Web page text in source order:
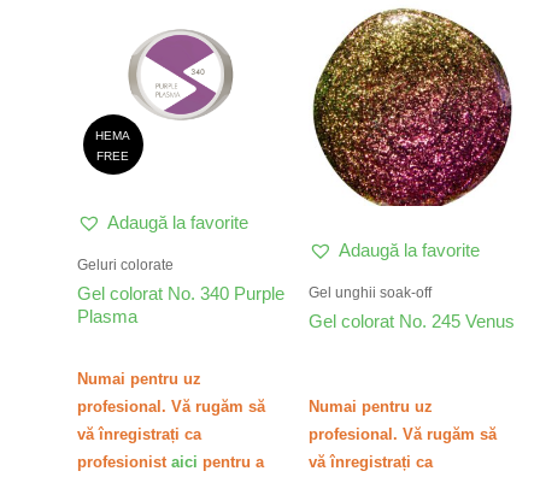
HEMA
FREE
Adaugă la favorite
Geluri colorate
Gel colorat No. 340 Purple
Plasma
Numai pentru uz
profesional. Vă rugăm să
vă înregistrați ca
profesionist aici pentru a
Adaugă la favorite
Gel unghii soak-off
Gel colorat No. 245 Venus
Numai pentru uz
profesional. Vă rugăm să
vă înregistrați ca